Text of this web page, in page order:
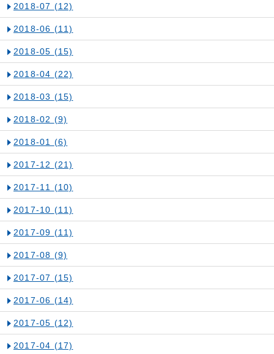
2018-07 (12)
2018-06 (11)
2018-05 (15)
2018-04 (22)
2018-03 (15)
2018-02 (9)
2018-01 (6)
2017-12 (21)
2017-11 (10)
2017-10 (11)
2017-09 (11)
2017-08 (9)
2017-07 (15)
2017-06 (14)
2017-05 (12)
2017-04 (17)